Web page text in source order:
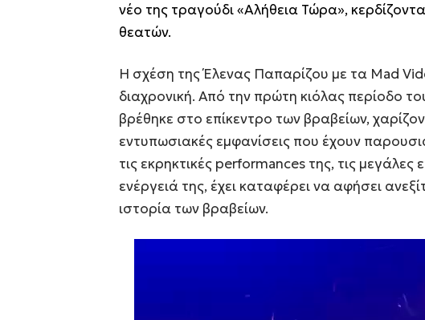
νέο της τραγούδι «Αλήθεια Τώρα»,
θεατών.
Η σχέση της Έλενας Παπαρίζου με τα Mad
διαχρονική. Από την πρώτη κιόλας περίοδο
βρέθηκε στο επίκεντρο των βραβείων,
εντυπωσιακές εμφανίσεις που έχουν
τις εκρηκτικές performances της, τις μεγάλες
ενέργειά της, έχει καταφέρει να αφήσει
ιστορία των βραβείων.